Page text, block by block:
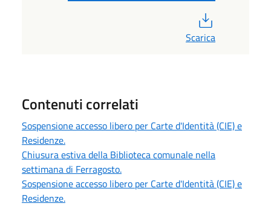
Scarica
Contenuti correlati
Sospensione accesso libero per Carte d'Identità (CIE) e
Residenze.
Chiusura estiva della Biblioteca comunale nella
settimana di Ferragosto.
Sospensione accesso libero per Carte d'Identità (CIE) e
Residenze.